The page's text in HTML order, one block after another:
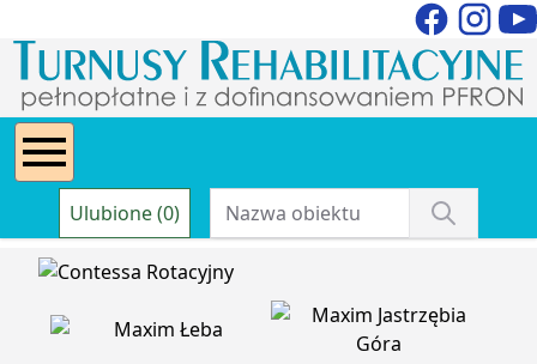
Ulubione (0)